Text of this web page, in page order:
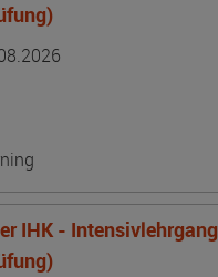
IHK - Intensivlehrgang